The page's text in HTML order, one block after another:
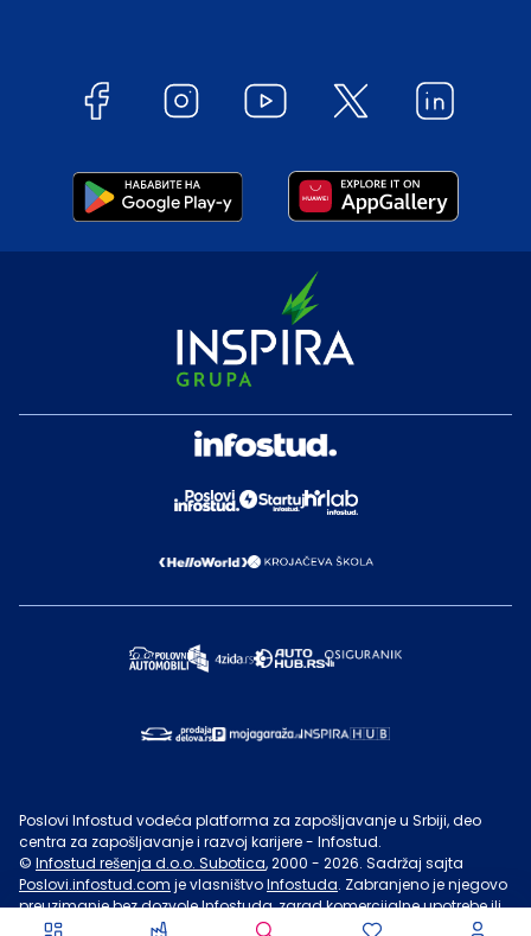
Poslovi Infostud vodeća platforma za zapošljavanje u Srbiji, deo
centra za zapošljavanje i razvoj karijere - Infostud.
© Infostud rešenja d.o.o. Subotica, 2000 - 2026. Sadržaj sajta
Poslovi.infostud.com je vlasništvoInfostuda. Zabranjeno je njegovo
preuzimanje bez dozvoleInfostuda, zarad komercijalne upotrebe ili
u druge svrhe, osim za lične potrebe posetilaca sajta.